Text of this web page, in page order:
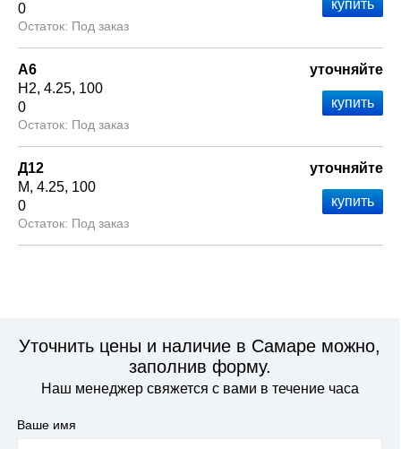
0
Под заказ
А6
Н2 4.25 100
0
Под заказ
уточняйте
Д12
М 4.25 100
0
Под заказ
уточняйте
Уточнить цены и наличие в Самаре можно,
заполнив форму.
Наш менеджер свяжется с вами в течение часа
Ваше имя